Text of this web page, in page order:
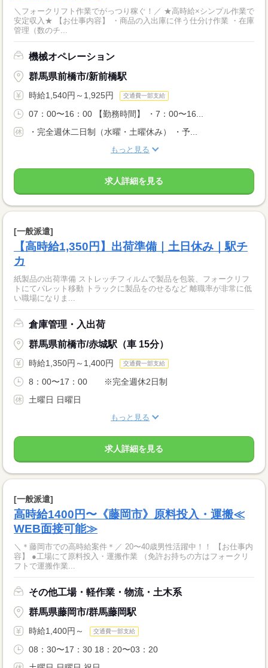
＼フォークリフト作業でがっつり稼ぐ！／ ★高時給×シンプル作業で
安定収入★ 【お仕事内容】 ・商品の入出庫に伴う仕分け作業 ・在庫
管理（数のチ...
機械オペレーション
群馬県前橋市/新前橋駅
時給1,540円～1,925円 交通費一部支給
07：00〜16：00 【勤務時間】 ・7：00〜16...
・完全週休二日制（水曜・土曜休み） ・予...
もっと見る
求人詳細を見る
[一般派遣]
【高時給1,350円】出荷準備｜土日休み｜駅チ
カ
紙製品の出荷準備 ストレッチフィルムで製品を包装、フォークリフ
トにてパレット移動 トラックに製品をのせるなど 離職率が非常に低
い職場になりま...
倉庫管理・入出荷
群馬県前橋市/赤城駅（車 15分）
時給1,350円～1,400円 交通費一部支給
8：00〜17：00 ※完全週休2日制
土曜日 日曜日
もっと見る
求人詳細を見る
[一般派遣]
高時給1400円〜《藤岡市》原料投入・運搬≪
WEB面接可能≫
＼＊藤岡市での高時給案件＊／ 20〜40歳男性活躍中！！ 【お仕事内
容】 ●工場にて原料投入・運搬作業 （免許お持ちの方はフォークリ
フトで運搬作業...
その他工場・軽作業・物流・土木系
群馬県藤岡市/群馬藤岡駅
時給1,400円～ 交通費一部支給
08：30〜17：30 18：20〜03：20